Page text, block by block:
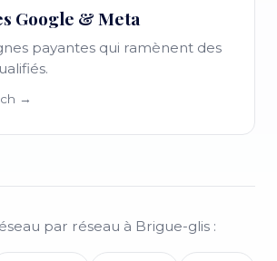
Google & Meta
payantes qui ramènent des
→
par réseau à Brigue-glis :